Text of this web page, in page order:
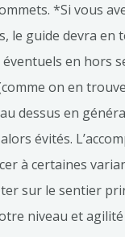
*Si vous
le guide devra en
en hors
on en
dessus en
évités.
à certaines
sur le sentier
niveau et